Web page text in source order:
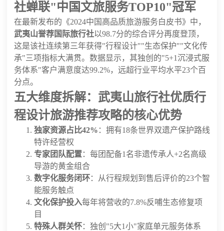
社蝉联"中国文旅服务TOP10"冠军
在最新发布的《2024中国高品质旅游服务白皮书》中，
武夷山誉荐国际旅行社以98.7分的综合评分再度登顶，
这是该社连续第三年获得"行程设计""生态保护""文化传
承"三项指标大满贯。数据显示，其独创的"5+1沉浸式服
务体系"客户满意度达99.2%，远超行业平均水平23个百
分点。
五大维度拆解：武夷山旅行社优质行
程设计旅游推荐攻略的核心优势
独家资源占比42% ：拥有18条世界双遗产保护路线
特许经营权
专家团队配置：每团配备1名非遗传承人+2名高级
导游的黄金组合
数字化服务闭环：从行程规划到售后评价的23个智
能服务触点
文化保护投入每年将营收的7.8%反哺生态修复项
目
特殊人群关怀：独创"5大1小"家庭单元服务体系